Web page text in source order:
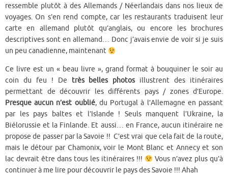
ressemble plutôt à des Allemands / Néerlandais dans nos lieux de
voyages. On s’en rend compte, car les restaurants traduisent leur
carte en allemand plutôt qu’anglais, ou encore les brochures
descriptives sont en allemand… Donc j’avais envie de voir si je suis
un peu canadienne, maintenant
Ce livre est un « beau livre », grand format à bouquiner le soir au
coin du feu ! De très belles photosillustrent des itinéraires
permettant de découvrir les différents pays / zones d’Europe.
Presque aucun n’est oublié, du Portugal à l’Allemagne en passant
par les pays baltes et l’Islande ! Seuls manquent l’Ukraine, la
Biélorussie et la Finlande. Et aussi… en France, aucun itinéraire ne
propose de passer par la Savoie !! C’est vrai que cela fait de la route,
mais le détour par Chamonix, voir le Mont Blanc et Annecy et son
lac devrait être dans tous les itinéraires !!!
Vous n’avez plus qu’à
continuer à me lire pour découvrir le pays des Savoie !!! Ahah